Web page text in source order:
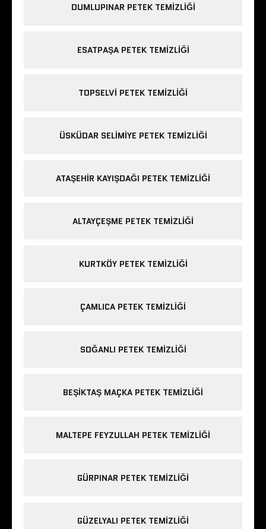
DUMLUPINAR PETEK TEMIZLIĞI
ESATPAŞA PETEK TEMIZLIĞI
TOPSELVI PETEK TEMIZLIĞI
ÜSKÜDAR SELIMIYE PETEK TEMIZLIĞI
ATAŞEHIR KAYIŞDAĞI PETEK TEMIZLIĞI
ALTAYÇEŞME PETEK TEMIZLIĞI
KURTKÖY PETEK TEMIZLIĞI
ÇAMLICA PETEK TEMIZLIĞI
SOĞANLI PETEK TEMIZLIĞI
BEŞIKTAŞ MAÇKA PETEK TEMIZLIĞI
MALTEPE FEYZULLAH PETEK TEMIZLIĞI
GÜRPINAR PETEK TEMIZLIĞI
GÜZELYALI PETEK TEMIZLIĞI